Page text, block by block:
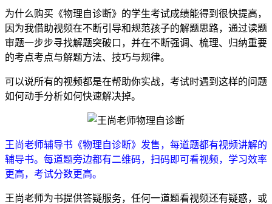
为什么购买《物理自诊断》的学生考试成绩能得到很快提高，
因为我借助视频在不断引导和规范孩子的解题思路，通过读题
审题一步步寻找解题突破口，并在不断强调、梳理、归纳重要
的考点考点与解题方法、技巧与规律。
可以说所有的视频都是在帮助你实战，考试时遇到这样的问题
如何动手分析如何快速解决掉。
王尚老师辅导书《物理自诊断》发售，每道题都有视频讲解的
辅导书。每道题旁边都有二维码，扫码即可看视频，学习效率
更高，考试分数更高。
王尚老师为书提供答疑服务，任何一道题看视频还有疑惑，或